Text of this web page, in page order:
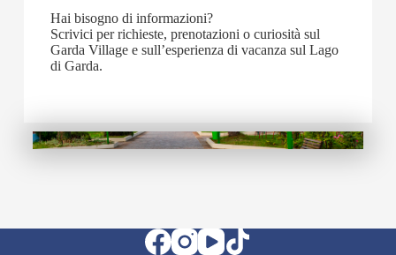
Hai bisogno di informazioni?
Scrivici per richieste, prenotazioni o curiosità sul
Garda Village e sull’esperienza di vacanza sul Lago
di Garda.